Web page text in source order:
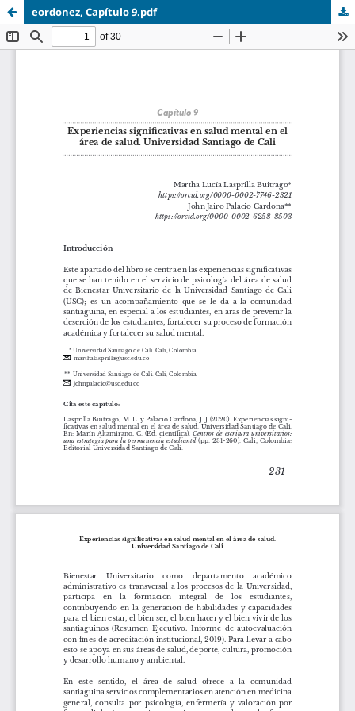
eordonez, Capítulo 9.pdf